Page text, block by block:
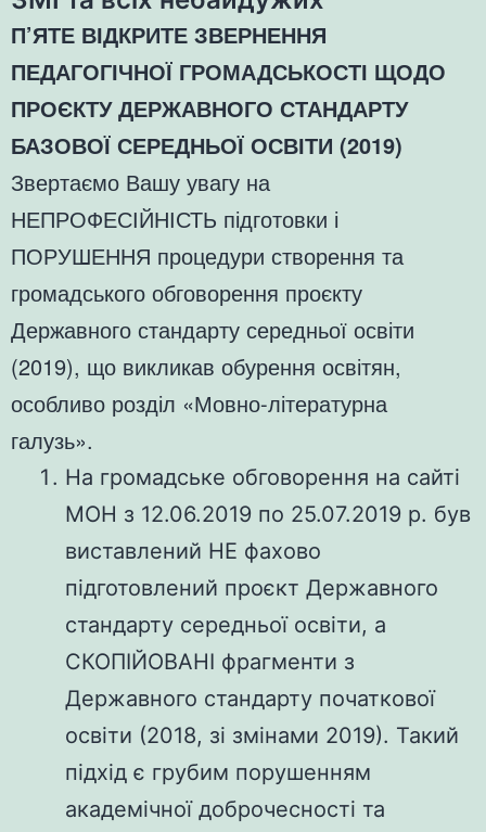
П’ЯТЕ ВІДКРИТЕ ЗВЕРНЕННЯ
ПЕДАГОГІЧНОЇ ГРОМАДСЬКОСТІ ЩОДО
ПРОЄКТУ ДЕРЖАВНОГО СТАНДАРТУ
БАЗОВОЇ СЕРЕДНЬОЇ ОСВІТИ (2019)
Звертаємо Вашу увагу на
НЕПРОФЕСІЙНІСТЬ підготовки і
ПОРУШЕННЯ процедури створення та
громадського обговорення проєкту
Державного стандарту середньої освіти
(2019), що викликав обурення освітян,
особливо розділ «Мовно-літературна
галузь».
На громадське обговорення на сайті
МОН з 12.06.2019 по 25.07.2019 р. був
виставлений НЕ фахово
підготовлений проєкт Державного
стандарту середньої освіти, а
СКОПІЙОВАНІ фрагменти з
Державного стандарту початкової
освіти (2018, зі змінами 2019). Такий
підхід є грубим порушенням
академічної доброчесності та